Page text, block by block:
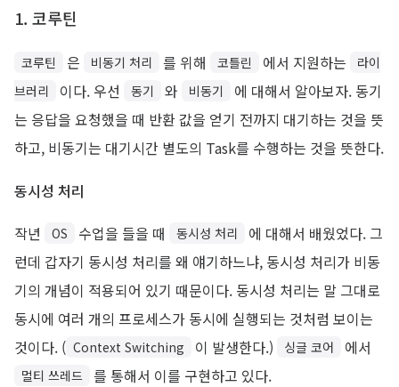
1. 코루틴
코루틴 은 비동기 처리 를 위해 코틀린 에서 지원하는
라이
브러리
이다. 우선 동기 와 비동기
에 대해서 알아보자. 동기
는 응답을 요청했을 때 반환 값을 얻기 전까지 대기하는 것을 뜻
하고, 비동기는 대기시간 별도의 Task를 수행하는 것을 뜻한다.
동시성 처리
작년
OS 수업을 들을 때 동시성 처리
에 대해서 배웠었다. 그
런데 갑자기 동시성 처리를 왜 얘기하느냐, 동시성 처리가 비동
기의 개념이 적용되어 있기 때문이다. 동시성 처리는 말 그대로
동시에 여러 개의 프로세스가 동시에 실행되는 것처럼 보이는
것이다. ( Context Switching 이 발생한다.) 싱글 코어 에서
멀티 쓰레드 를 통해서 이를 구현하고 있다.